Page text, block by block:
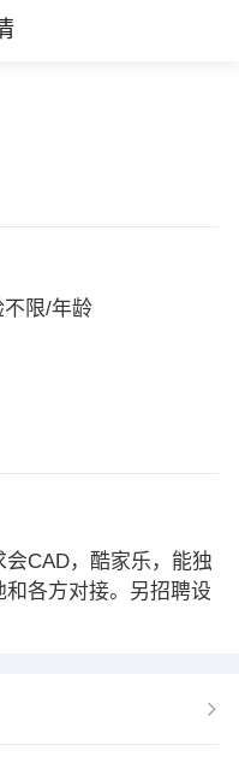
限/年龄
CAD，酷家乐，能独
各方对接。另招聘设